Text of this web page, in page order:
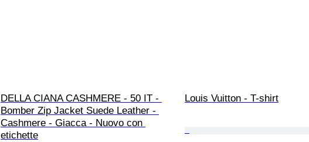
DELLA CIANA CASHMERE - 50 IT -
Bomber Zip Jacket Suede Leather -
Cashmere - Giacca - Nuovo con
etichette
Louis Vuitton - T-shirt